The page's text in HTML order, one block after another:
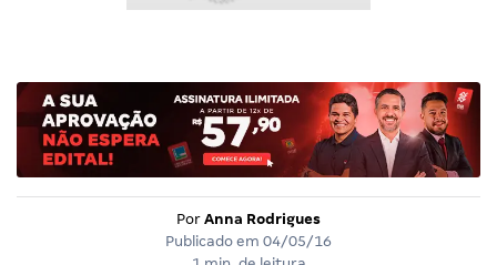
Por Anna Rodrigues
Publicado em 04/05/16